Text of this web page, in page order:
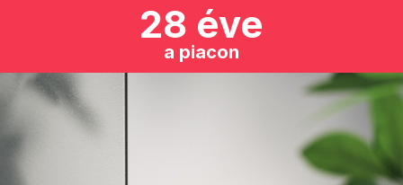
28 éve
a piacon